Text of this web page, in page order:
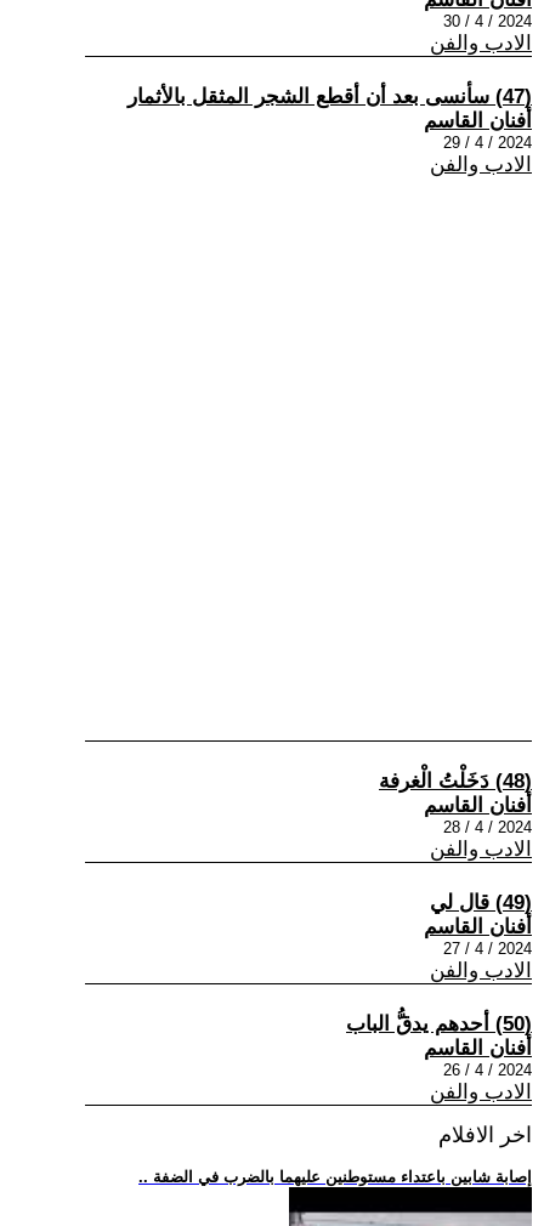
2024 / 4 / 30
الادب والفن
(47) سأنسى بعد أن أقطع الشجر المثقل بالأثمار
أفنان القاسم
2024 / 4 / 29
الادب والفن
(48) دَخَلْتُ الْغرفة
أفنان القاسم
2024 / 4 / 28
الادب والفن
(49) قال لي
أفنان القاسم
2024 / 4 / 27
الادب والفن
(50) أحدهم يدقُّ الباب
أفنان القاسم
2024 / 4 / 26
الادب والفن
اخر الافلام
.. إصابة شابين باعتداء مستوطنين عليهما بالضرب في الضفة